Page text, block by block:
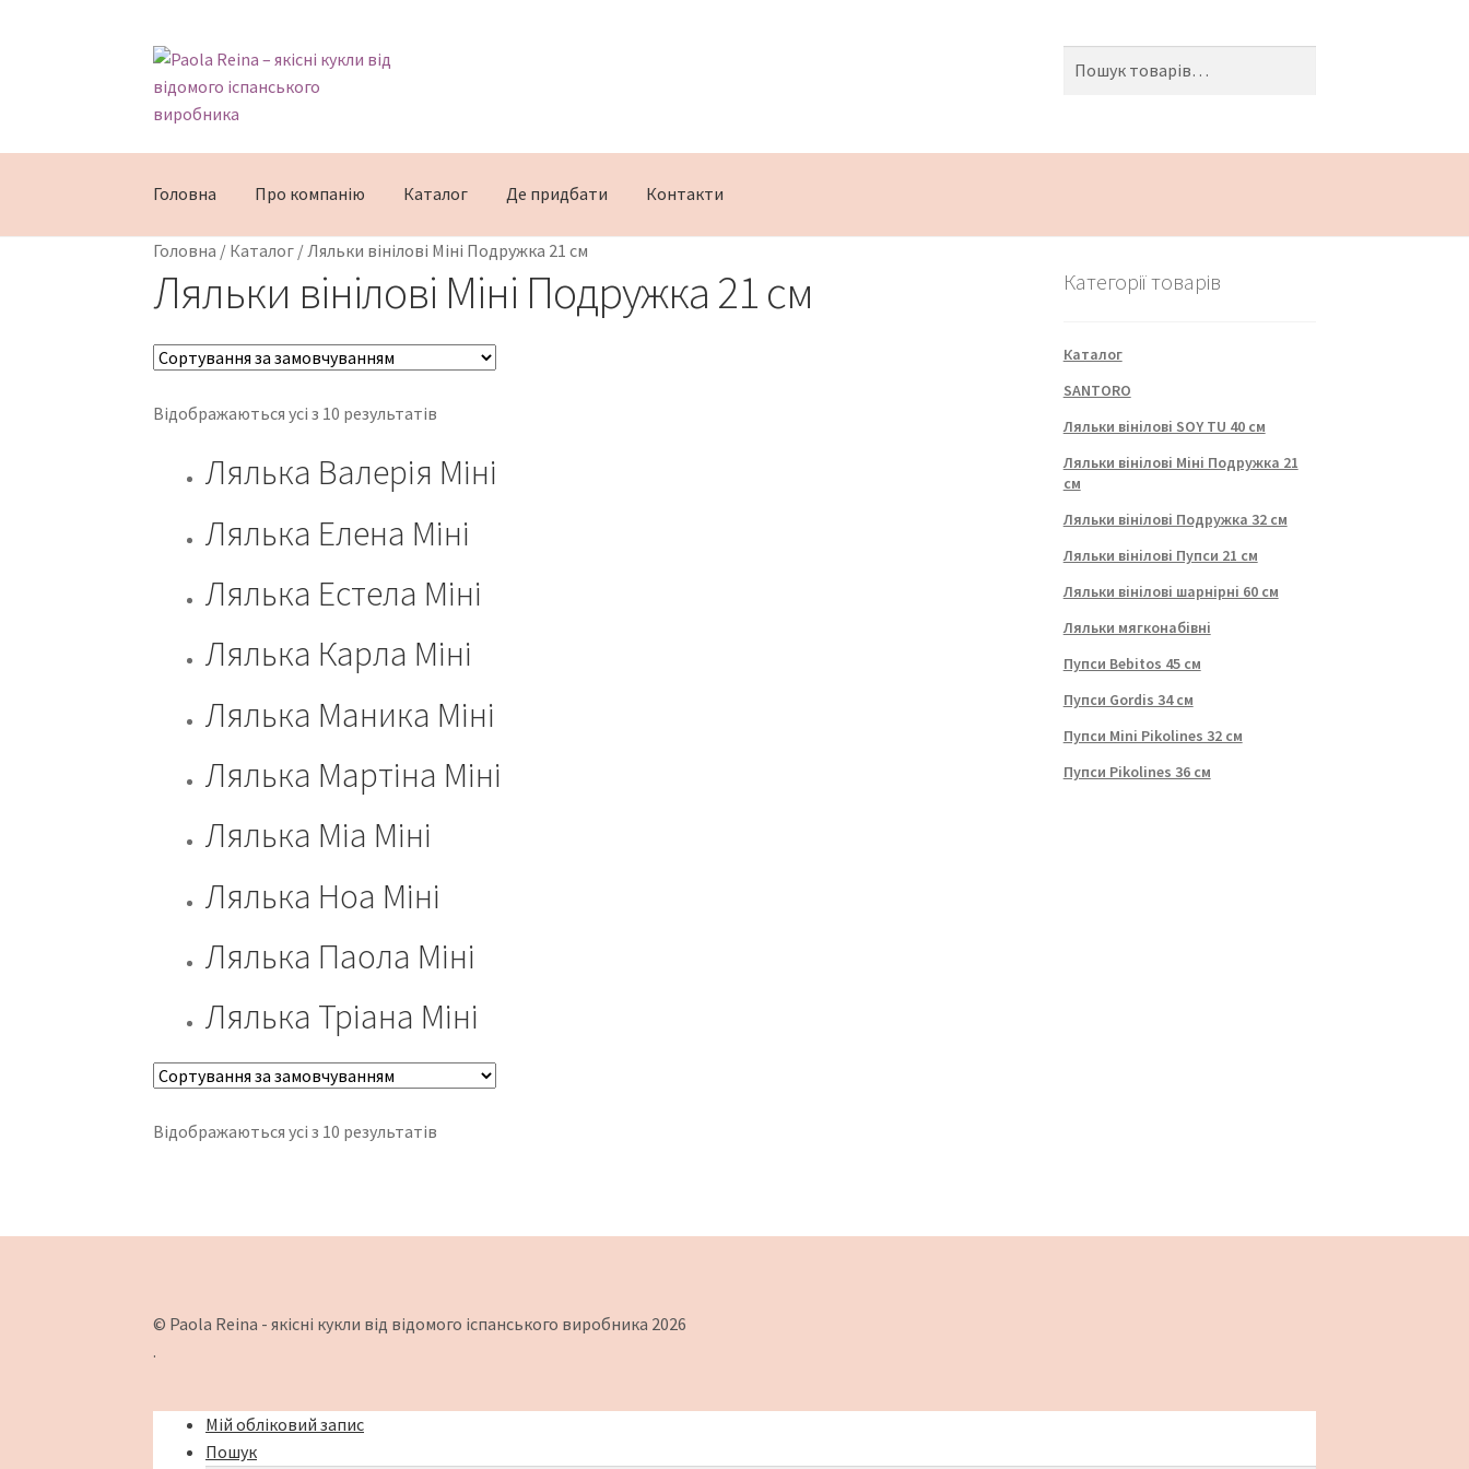
Перейти
до
навігації
Перейти
до
контенту
Головна Про компанію Каталог Де придбати Контакти
Головна / Каталог /Ляльки вінілові Міні Подружка 21 см
Ляльки вінілові Міні Подружка 21 см
Відображаються усі з 10 результатів
Лялька Валерiя Мiнi
Лялька Елена Мiнi
Лялька Естела Мiнi
Лялька Карла Мiнi
Лялька Маника Мiнi
Лялька Мартiна Мiнi
Лялька Міа Мiнi
Лялька Ноа Мiнi
Лялька Паола Мiнi
Лялька Трiана Мiнi
Відображаються усі з 10 результатів
Категорії товарів
Каталог
SANTORO
Ляльки вінілові SOY TU 40 см
Ляльки вінілові Міні Подружка 21
см
Ляльки вінілові Подружка 32 см
Ляльки вінілові Пупси 21 см
Ляльки вінілові шарнірні 60 см
Ляльки мягконабівні
Пупси Bebitos 45 см
Пупси Gordis 34 см
Пупси Mini Pikolines 32 см
Пупси Pikolines 36 см
© Paola Reina - якісні кукли від відомого іспанського виробника 2026
.
Мій обліковий запис
Пошук